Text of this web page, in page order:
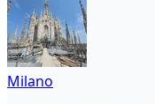
Milano